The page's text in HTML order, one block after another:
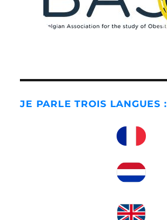
JE PARLE TROIS LANGUES :